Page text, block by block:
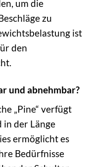
um die
zu
ist
den
und abnehmbar?
„Pine“ verfügt
in der Länge
ermöglicht es
Bedürfnisse